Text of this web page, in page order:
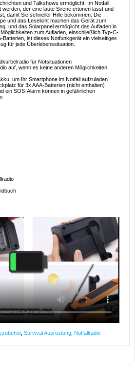
und Talkshows ermöglicht. Im Notfall
der eine laute Sirene ertönen lässt und
damit Sie schneller Hilfe bekommen. Die
und das Leselicht machen das Gerät zum
und das Solarpanel ermöglicht das Aufladen in
zum Aufladen, einschließlich Typ-C-
Batterien, ist dieses Notfunkgerät ein vielseitiges
für jede Überlebenssituation.
für Notsituationen
auf, wenn es keine anderen Möglichkeiten
um Ihr Smartphone im Notfall aufzuladen
für 3x AAA-Batterien (nicht enthalten)
ein SOS-Alarm können in gefährlichen
, Survival Ausrüstung Notfallradio